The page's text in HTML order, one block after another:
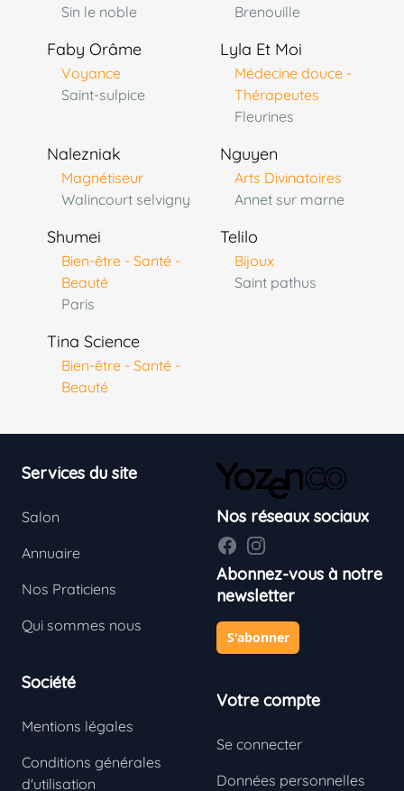
Sin le noble
Brenouille
Faby Orâme
Voyance
Saint-sulpice
Lyla Et Moi
Médecine douce -
Thérapeutes
Fleurines
Nalezniak
Magnétiseur
Walincourt selvigny
Nguyen
Arts Divinatoires
Annet sur marne
Shumei
Bien-être - Santé -
Beauté
Paris
Telilo
Bijoux
Saint pathus
Tina Science
Bien-être - Santé -
Beauté
Services du site
Salon
Annuaire
Nos Praticiens
Qui sommes nous
Société
Mentions légales
Conditions générales
d'utilisation
Nos réseaux sociaux
FacebookInstagram
Abonnez-vous à notre
newsletter
S'abonner
Votre compte
Se connecter
Données personnelles